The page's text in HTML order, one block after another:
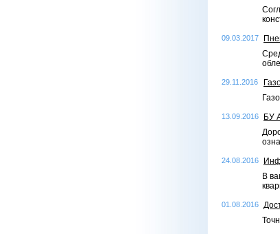
09.03.2017
29.11.2016
13.09.2016
БУ
24.08.2016
В
01.08.2016